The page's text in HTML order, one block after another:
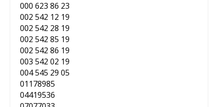
000 623 86 23
002 542 12 19
002 542 28 19
002 542 85 19
002 542 86 19
003 542 02 19
004 545 29 05
01178985
04419536